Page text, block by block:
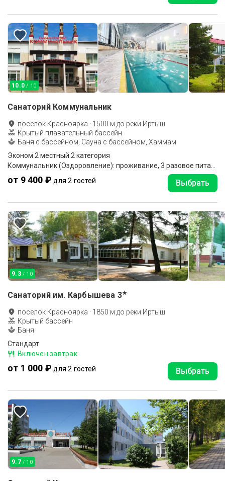
10.0 / 10
Санаторий Коммунальник
поселок Красноярка · 1500 м до реки Иртыш
Крытый плавательный бассейн
Баня с бассейном, Сауна с бассейном, Хаммам
Эконом 2 местный 2 категория
от 9 400 ₽ для 2 гостей Выбрать
9.3 / 10
Санаторий им. Карбышева 3★
поселок Красноярка · 1850 м до реки Иртыш
Крытый бассейн
Баня
Стандарт
Включен завтрак
от 1 000 ₽ для 2 гостей Выбрать
9.7 / 10